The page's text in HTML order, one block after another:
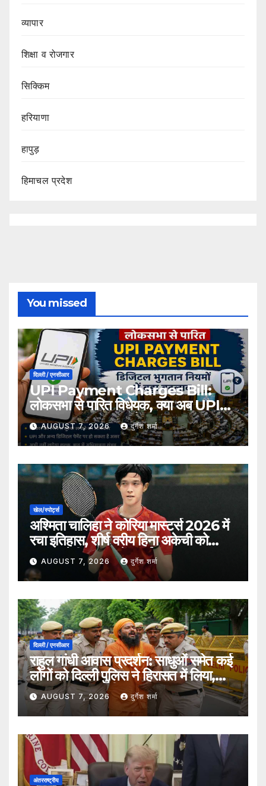
व्यापार
शिक्षा व रोजगार
सिक्किम
हरियाणा
हापुड़
हिमाचल प्रदेश
You missed
दिल्ली / एनसीआर
UPI Payment Charges Bill:
लोकसभा से पारित विधेयक, क्या अब UPI
भुगतान पर लग सकता है शुल्क?
AUGUST 7, 2026 दुर्गेश शर्मा
खेल/स्पोर्ट्स
अश्मिता चालिहा ने कोरिया मास्टर्स 2026 में
रचा इतिहास, शीर्ष वरीय हिना अकेची को
हराकर सेमीफाइनल में बनाई जगह
AUGUST 7, 2026 दुर्गेश शर्मा
दिल्ली / एनसीआर
राहुल गांधी आवास प्रदर्शन: साधुओं समेत कई
लोगों को दिल्ली पुलिस ने हिरासत में लिया,
सुरक्षा व्यवस्था कड़ी
AUGUST 7, 2026 दुर्गेश शर्मा
अंतरराष्ट्रीय